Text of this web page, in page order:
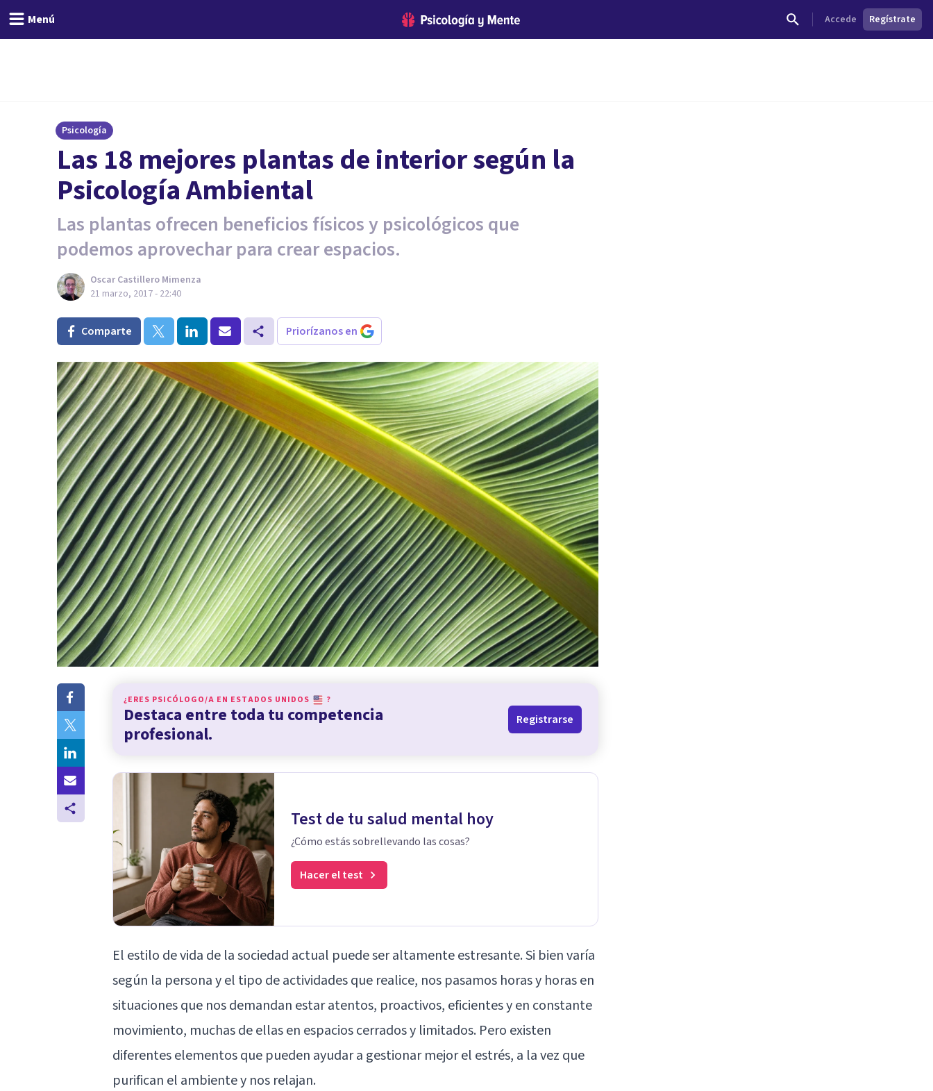
Menú Accede Regístrate
Psicología
Las 18 mejores plantas de interior según la
Psicología Ambiental
Las plantas ofrecen beneficios físicos y psicológicos que
podemos aprovechar para crear espacios.
Oscar Castillero Mimenza
21 marzo, 2017 - 22:40
Comparte Priorízanos en
¿ERES PSICÓLOGO/A EN ESTADOS UNIDOS ?
Destaca entre toda tu competencia
profesional.
Registrarse
Test de tu salud mental hoy
¿Cómo estás sobrellevando las cosas?
Hacer el test
El estilo de vida de la sociedad actual puede ser altamente estresante. Si bien varía
según la persona y el tipo de actividades que realice, nos pasamos horas y horas en
situaciones que nos demandan estar atentos, proactivos, eficientes y en constante
movimiento, muchas de ellas en espacios cerrados y limitados. Pero existen
diferentes elementos que pueden ayudar a gestionar mejor el estrés, a la vez que
purifican el ambiente y nos relajan.